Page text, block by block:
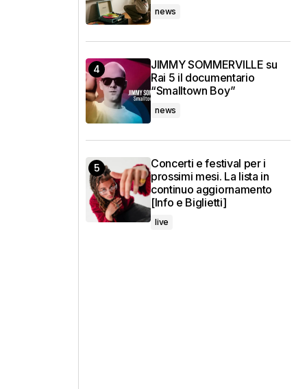
news
JIMMY SOMMERVILLE su
Rai 5 il documentario
“Smalltown Boy”
news
Concerti e festival per i
prossimi mesi. La lista in
continuo aggiornamento
[Info e Biglietti]
live